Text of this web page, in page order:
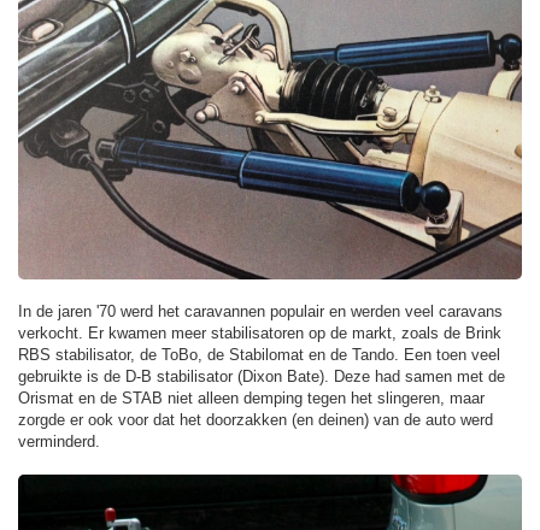
In de jaren '70 werd het caravannen populair en werden veel caravans
verkocht. Er kwamen meer stabilisatoren op de markt, zoals de Brink
RBS stabilisator, de ToBo, de Stabilomat en de Tando. Een toen veel
gebruikte is de D-B stabilisator (Dixon Bate). Deze had samen met de
Orismat en de STAB niet alleen demping tegen het slingeren, maar
zorgde er ook voor dat het doorzakken (en deinen) van de auto werd
verminderd.